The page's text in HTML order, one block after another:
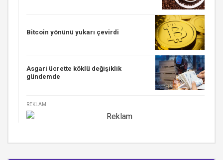
Bitcoin yönünü yukarı çevirdi
Asgari ücrette köklü değişiklik
gündemde
REKLAM